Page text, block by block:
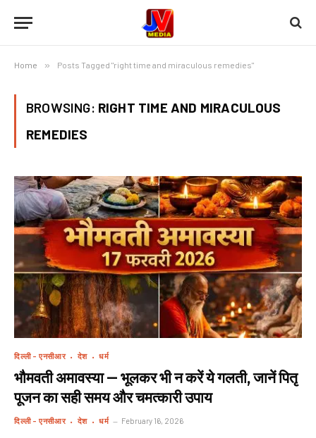
Home » Posts Tagged "right time and miraculous remedies"
BROWSING: RIGHT TIME AND MIRACULOUS
REMEDIES
दिल्ली - एनसीआर देश धर्म
भौमवती अमावस्या — भूलकर भी न करें ये गलती, जानें पितृ
पूजन का सही समय और चमत्कारी उपाय
दिल्ली - एनसीआर देश धर्म February 16, 2026